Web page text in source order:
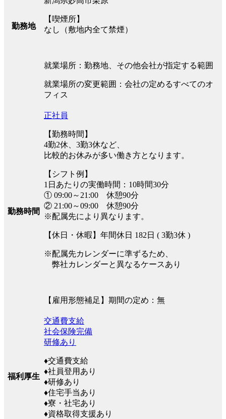
勤務地
【喫煙所】
なし（敷地内全て禁煙）
就業場所：勤務地、その他会社が指定する範囲
就業場所の変更範囲：会社の定めるすべてのオ
フィス
勤務時間
正社員
【勤務時間】
4勤2休、3勤3休など、
比較的お休みが多い働き方となります。
【シフト例】
1日あたりの実働時間：10時間30分
① 09:00～21:00 休憩90分
② 21:00～09:00 休憩90分
※配属先により異なります。
【休日・休暇】年間休日 182日 ( 3勤3休 )
※配属先カレンダーに準ずるため、
弊社カレンダーと異なるケースあり
【雇用形態補足】期間の定め：無
福利厚生
交通費支給
社会保険完備
研修あり
♦交通費支給
♦社員登用あり
♦研修あり
♦住宅手当あり
♦寮・社宅あり
♦資格取得支援あり